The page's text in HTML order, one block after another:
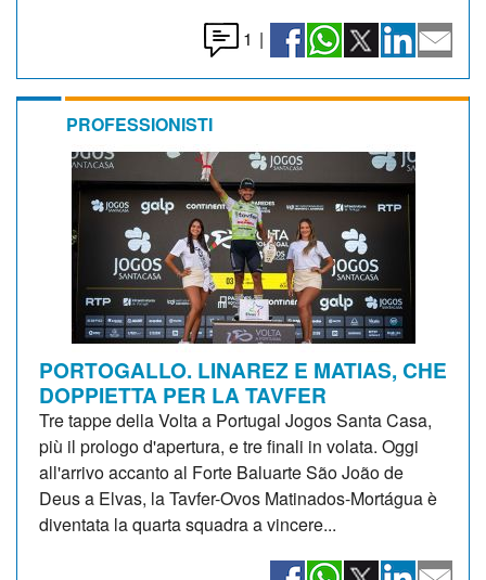
1 |
PROFESSIONISTI
PORTOGALLO. LINAREZ E MATIAS, CHE
DOPPIETTA PER LA TAVFER
Tre tappe della Volta a Portugal Jogos Santa Casa,
più il prologo d'apertura, e tre finali in volata. Oggi
all'arrivo accanto al Forte Baluarte São João de
Deus a Elvas, la Tavfer-Ovos Matinados-Mortágua è
diventata la quarta squadra a vincere...